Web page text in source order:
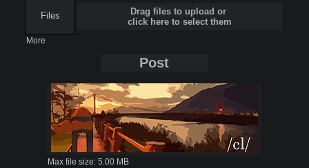
Files
Drag files to upload or
click here to select them
More
Post
Max file size: 5.00 MB